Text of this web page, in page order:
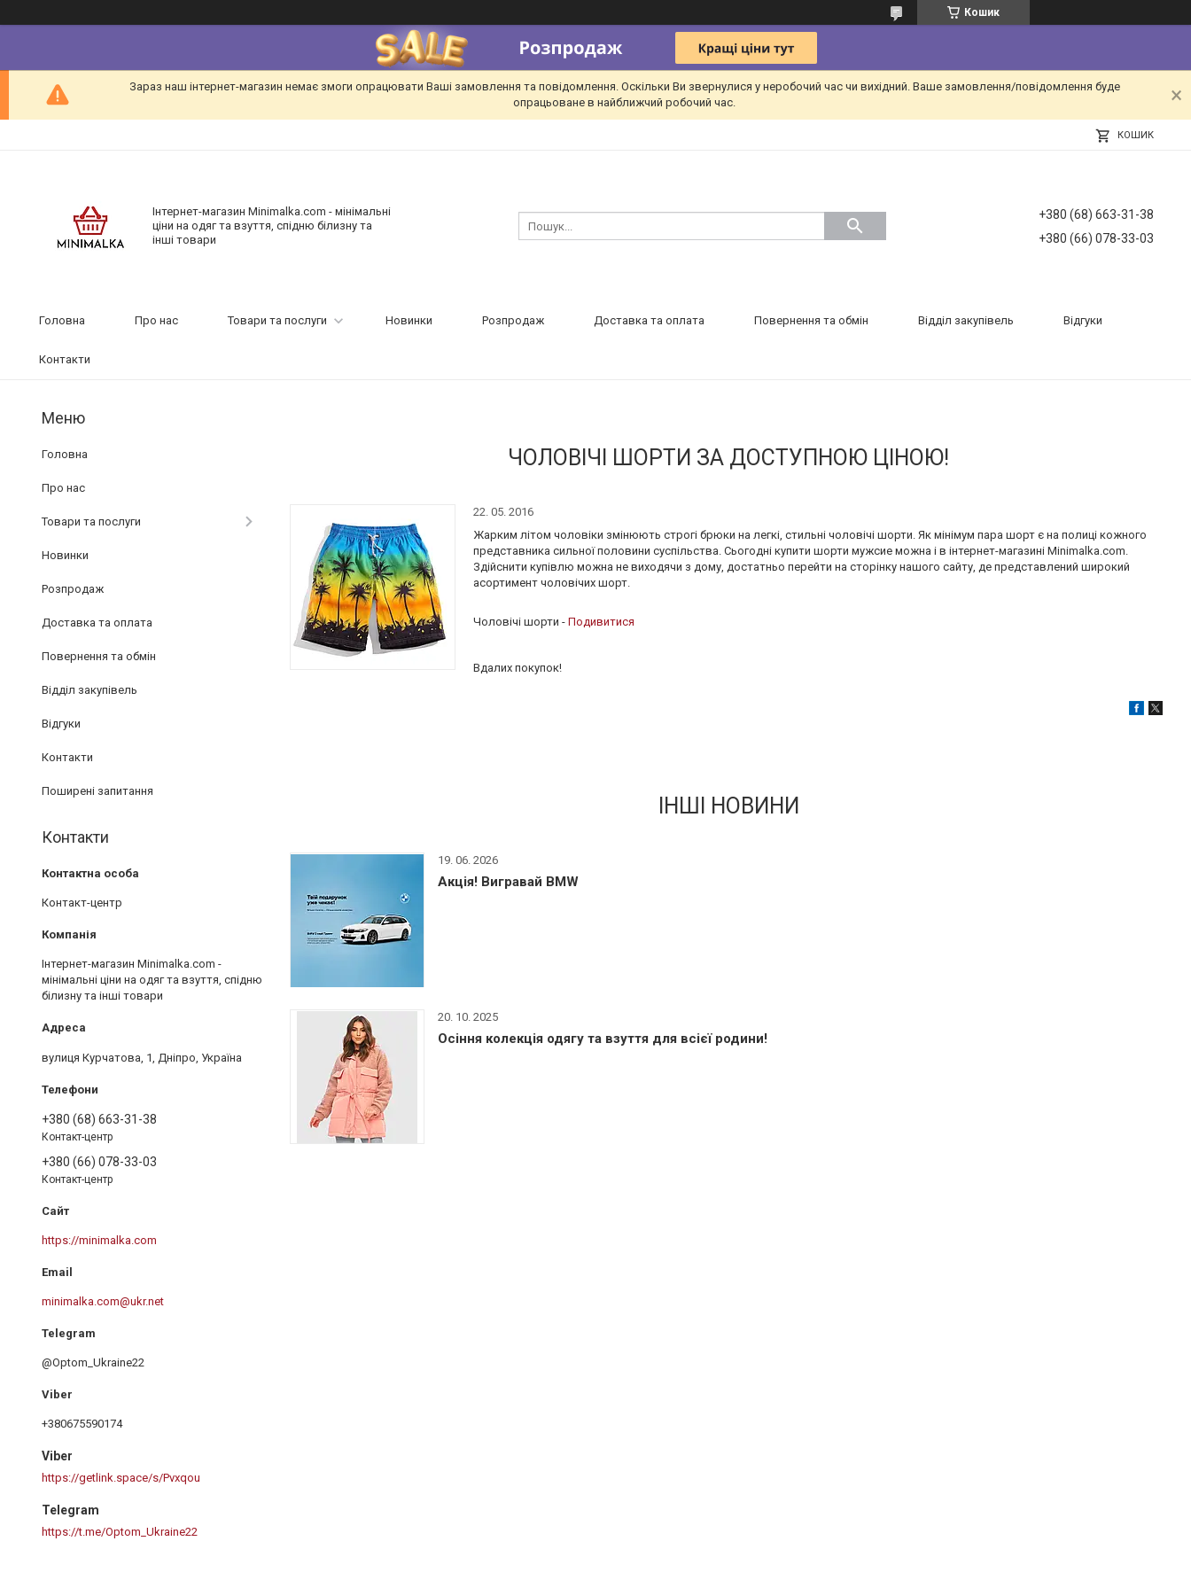
Кошик
Зараз наш інтернет-магазин немає змоги опрацювати Ваші замовлення та повідомлення. Оскільки Ви звернулися у неробочий час чи вихідний. Ваше замовлення/повідомлення буде
опрацьоване в найближчий робочий час.
КОШИК
Інтернет-магазин Minimalka.com - мінімальні
ціни на одяг та взуття, спідню білизну та
інші товари
+380 (68) 663-31-38
+380 (66) 078-33-03
Головна Про нас Товари та послуги Новинки Розпродаж Доставка та оплата Повернення та обмін Відділ закупівель Відгуки
Контакти
ЧОЛОВІЧІ ШОРТИ ЗА ДОСТУПНОЮ ЦІНОЮ!
22. 05. 2016
Жарким літом чоловіки змінюють строгі брюки на легкі, стильні чоловічі шорти. Як мінімум пара шорт є на полиці кожного
представника сильної половини суспільства. Сьогодні купити шорти мужсие можна і в інтернет-магазині Minimalka.com.
Здійснити купівлю можна не виходячи з дому, достатньо перейти на сторінку нашого сайту, де представлений широкий
асортимент чоловічих шорт.
Чоловічі шорти - Подивитися
Вдалих покупок!
ІНШІ НОВИНИ
19. 06. 2026
Акція! Вигравай BMW
20. 10. 2025
Осіння колекція одягу та взуття для всієї родини!
Головна
Про нас
Товари та послуги
Новинки
Розпродаж
Доставка та оплата
Повернення та обмін
Відділ закупівель
Відгуки
Контакти
Поширені запитання
Контакти
Контакт-центр
Інтернет-магазин Minimalka.com -
мінімальні ціни на одяг та взуття, спідню
білизну та інші товари
вулиця Курчатова, 1, Дніпро, Україна
+380 (68) 663-31-38
Контакт-центр
+380 (66) 078-33-03
Контакт-центр
https://minimalka.com
minimalka.com@ukr.net
@Optom_Ukraine22
+380675590174
Viber
https://getlink.space/s/Pvxqou
Telegram
https://t.me/Optom_Ukraine22